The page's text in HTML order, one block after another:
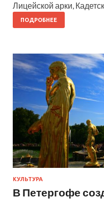
Лицейской арки,
ПОДРОБНЕЕ
КУЛЬТУРА
В Петергофе